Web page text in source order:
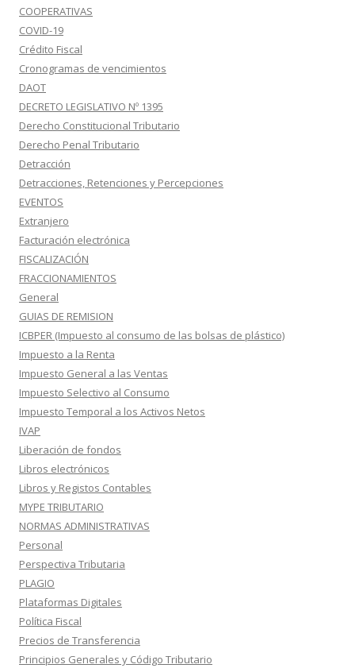
COOPERATIVAS
COVID-19
Crédito Fiscal
Cronogramas de vencimientos
DAOT
DECRETO LEGISLATIVO Nº 1395
Derecho Constitucional Tributario
Derecho Penal Tributario
Detracción
Detracciones, Retenciones y Percepciones
EVENTOS
Extranjero
Facturación electrónica
FISCALIZACIÓN
FRACCIONAMIENTOS
General
GUIAS DE REMISION
ICBPER (Impuesto al consumo de las bolsas de plástico)
Impuesto a la Renta
Impuesto General a las Ventas
Impuesto Selectivo al Consumo
Impuesto Temporal a los Activos Netos
IVAP
Liberación de fondos
Libros electrónicos
Libros y Registos Contables
MYPE TRIBUTARIO
NORMAS ADMINISTRATIVAS
Personal
Perspectiva Tributaria
PLAGIO
Plataformas Digitales
Política Fiscal
Precios de Transferencia
Principios Generales y Código Tributario